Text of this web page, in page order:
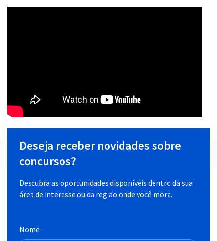
Deseja receber novidades sobre
concursos?
Descubra as oportunidades disponíveis dentro da sua
área de interesse ou da região onde você mora.
Nome